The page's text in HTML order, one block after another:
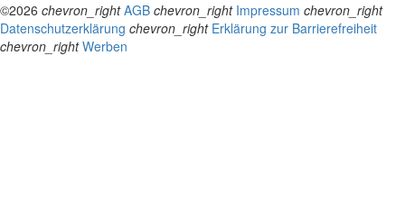
©2026 chevron_right AGB chevron_right Impressum chevron_right
Datenschutzerklärung chevron_right Erklärung zur Barrierefreiheit
chevron_right Werben